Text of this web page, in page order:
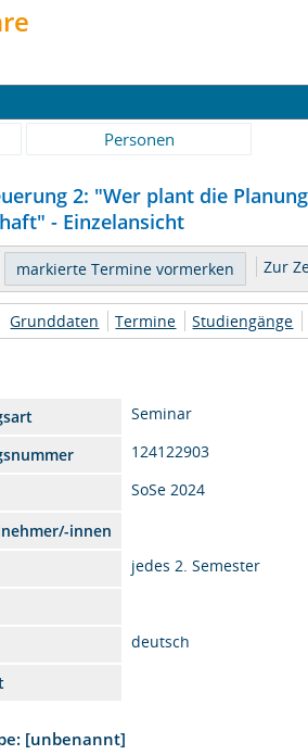
Personen
2: "Wer plant die
- Einzelansicht
Zur
Grunddaten Termine Studiengänge
Seminar
124122903
SoSe 2024
innen
jedes 2. Semester
deutsch
[unbenannt]